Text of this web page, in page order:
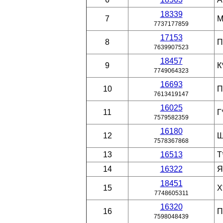
7
18339
7737177859
8
17153
7639907523
9
18457
7749064323
10
16693
7613419147
11
16025
7579582359
12
16180
7578367868
13 16513
14
16322
15
18451
7748605311
16
16320
7598048439